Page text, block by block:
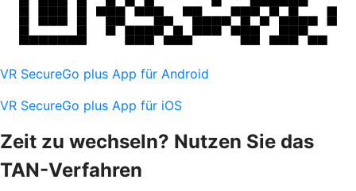
VR SecureGo plus App für Android
VR SecureGo plus App für iOS
Zeit zu wechseln? Nutzen Sie das
TAN-Verfahren